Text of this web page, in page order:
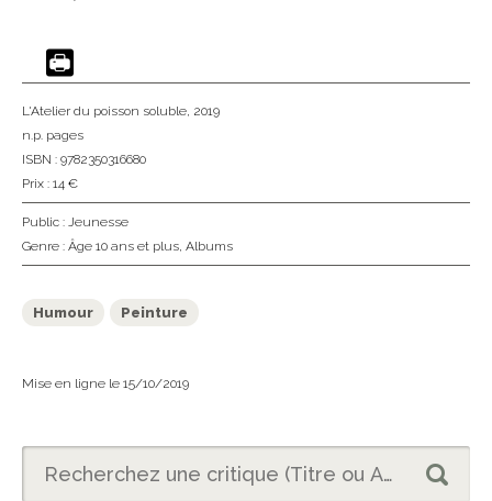
L'Atelier du poisson soluble, 2019
n.p. pages
ISBN : 9782350316680
Prix : 14 €
Public : Jeunesse
Genre : Âge 10 ans et plus, Albums
Humour Peinture
Mise en ligne le 15/10/2019